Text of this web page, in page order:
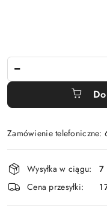
Zamówienie telefoniczne:
Dostępność
i
dostawa
Wysyłka w ciągu:
7
Cena przesyłki: